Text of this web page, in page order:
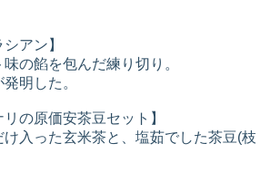
アン】
の餡を包んだ練り切り。
明した。
リの原価安茶豆セット】
入った玄米茶と、塩茹でした茶豆(枝